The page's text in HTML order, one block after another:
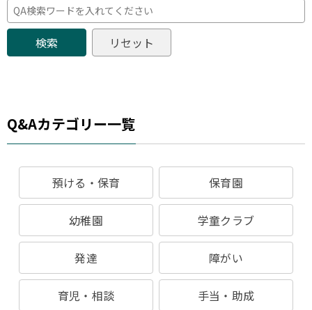
Q&Aカテゴリー一覧
預ける・保育 保育園
幼稚園 学童クラブ
発達 障がい
育児・相談 手当・助成